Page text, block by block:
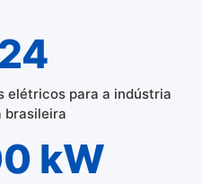
elétricos para a indústria
brasileira
kW